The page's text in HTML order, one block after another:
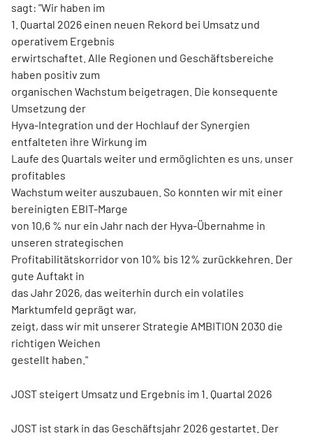
sagt: "Wir haben im
1. Quartal 2026 einen neuen Rekord bei Umsatz und
operativem Ergebnis
erwirtschaftet. Alle Regionen und Geschäftsbereiche
haben positiv zum
organischen Wachstum beigetragen. Die konsequente
Umsetzung der
Hyva-Integration und der Hochlauf der Synergien
entfalteten ihre Wirkung im
Laufe des Quartals weiter und ermöglichten es uns, unser
profitables
Wachstum weiter auszubauen. So konnten wir mit einer
bereinigten EBIT-Marge
von 10,6 % nur ein Jahr nach der Hyva-Übernahme in
unseren strategischen
Profitabilitätskorridor von 10% bis 12% zurückkehren. Der
gute Auftakt in
das Jahr 2026, das weiterhin durch ein volatiles
Marktumfeld geprägt war,
zeigt, dass wir mit unserer Strategie AMBITION 2030 die
richtigen Weichen
gestellt haben."
JOST steigert Umsatz und Ergebnis im 1. Quartal 2026
JOST ist stark in das Geschäftsjahr 2026 gestartet. Der